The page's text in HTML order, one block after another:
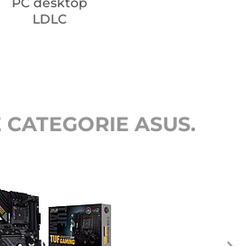
LDLC
CATEGORIE ASUS.